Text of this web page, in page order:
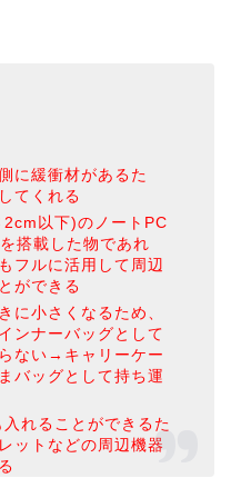
に緩衝材があるた
てくれる
以下)のノートPC
搭載した物であれ
フルに活用して周辺
ができる
に小さくなるため、
ンナーバッグとして
ない→キャリーケー
バッグとして持ち運
れることができるた
ットなどの周辺機器